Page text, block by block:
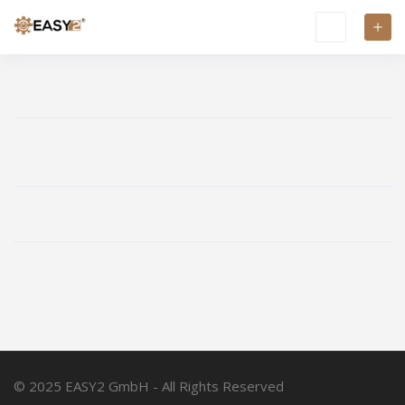
© 2025 EASY2 GmbH - All Rights Reserved